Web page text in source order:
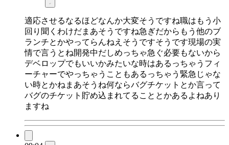
適応させるなるほどなんか大変そうですね職はもう小
回り聞くわけだまあそうですね急ぎだからもう他のブ
ランチとかやってらんねえそうですそうです現場の実
情で言うとね開発中だしめっちゃ急ぐ必要もないから
デベロップでもいいかみたいな時はあるっちゃうフィ
ーチャーでやっちゃうこともあるっちゃう緊急じゃな
い時とかねまあそうね何ならバグチケットとか言って
バグのチケット貯め込まれてることとかあるよねあり
ますね